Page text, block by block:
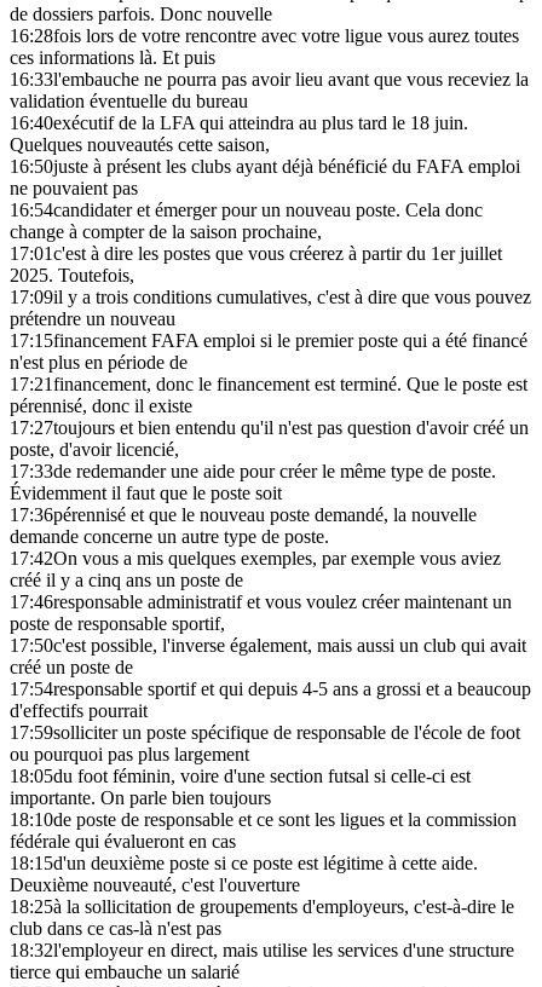
de dossiers parfois. Donc nouvelle
16:28fois lors de votre rencontre avec votre ligue vous aurez toutes
ces informations là. Et puis
16:33l'embauche ne pourra pas avoir lieu avant que vous receviez la
validation éventuelle du bureau
16:40exécutif de la LFA qui atteindra au plus tard le 18 juin.
Quelques nouveautés cette saison,
16:50juste à présent les clubs ayant déjà bénéficié du FAFA emploi
ne pouvaient pas
16:54candidater et émerger pour un nouveau poste. Cela donc
change à compter de la saison prochaine,
17:01c'est à dire les postes que vous créerez à partir du 1er juillet
2025. Toutefois,
17:09il y a trois conditions cumulatives, c'est à dire que vous pouvez
prétendre un nouveau
17:15financement FAFA emploi si le premier poste qui a été financé
n'est plus en période de
17:21financement, donc le financement est terminé. Que le poste est
pérennisé, donc il existe
17:27toujours et bien entendu qu'il n'est pas question d'avoir créé un
poste, d'avoir licencié,
17:33de redemander une aide pour créer le même type de poste.
Évidemment il faut que le poste soit
17:36pérennisé et que le nouveau poste demandé, la nouvelle
demande concerne un autre type de poste.
17:42On vous a mis quelques exemples, par exemple vous aviez
créé il y a cinq ans un poste de
17:46responsable administratif et vous voulez créer maintenant un
poste de responsable sportif,
17:50c'est possible, l'inverse également, mais aussi un club qui avait
créé un poste de
17:54responsable sportif et qui depuis 4-5 ans a grossi et a beaucoup
d'effectifs pourrait
17:59solliciter un poste spécifique de responsable de l'école de foot
ou pourquoi pas plus largement
18:05du foot féminin, voire d'une section futsal si celle-ci est
importante. On parle bien toujours
18:10de poste de responsable et ce sont les ligues et la commission
fédérale qui évalueront en cas
18:15d'un deuxième poste si ce poste est légitime à cette aide.
Deuxième nouveauté, c'est l'ouverture
18:25à la sollicitation de groupements d'employeurs, c'est-à-dire le
club dans ce cas-là n'est pas
18:32l'employeur en direct, mais utilise les services d'une structure
tierce qui embauche un salarié